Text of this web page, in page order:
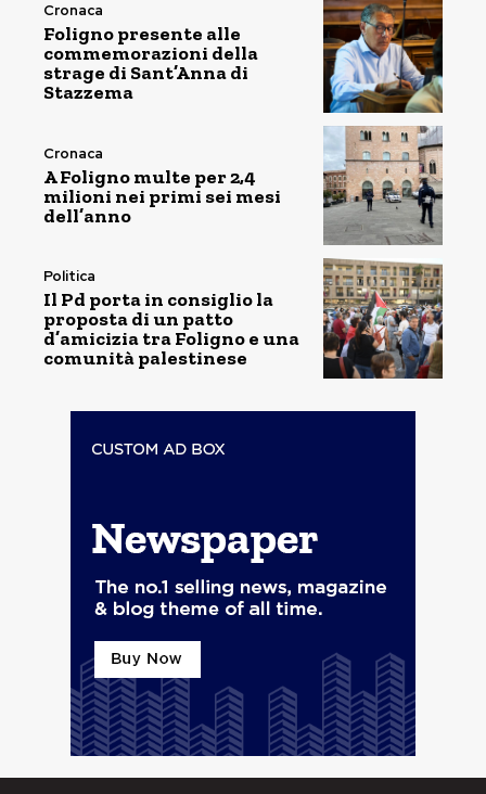
Cronaca
Foligno presente alle
commemorazioni della
strage di Sant’Anna di
Stazzema
Cronaca
A Foligno multe per 2,4
milioni nei primi sei mesi
dell’anno
Politica
Il Pd porta in consiglio la
proposta di un patto
d’amicizia tra Foligno e una
comunità palestinese